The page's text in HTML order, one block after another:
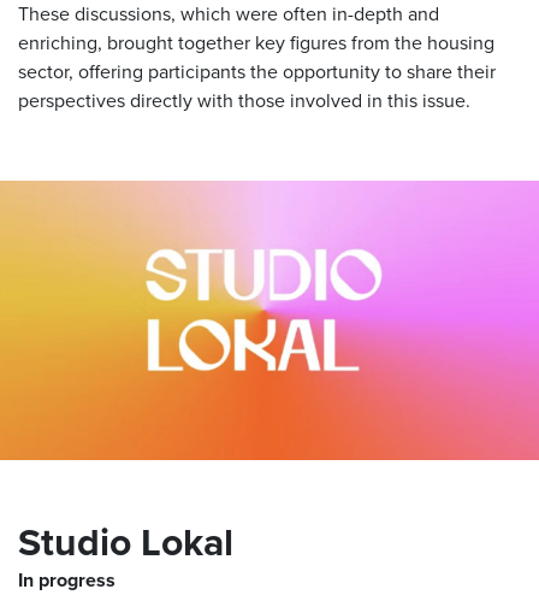
These discussions, which were often in-depth and
enriching, brought together key figures from the housing
sector, offering participants the opportunity to share their
perspectives directly with those involved in this issue.
Studio Lokal
In progress